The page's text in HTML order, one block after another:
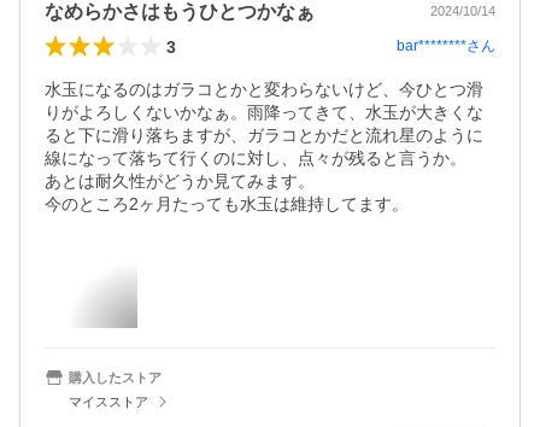
なめらかさはもうひとつかなぁ 2024/10/14
3 bar********さん
水玉になるのはガラコとかと変わらないけど、今ひとつ滑
りがよろしくないかなぁ。雨降ってきて、水玉が大きくな
ると下に滑り落ちますが、ガラコとかだと流れ星のように
線になって落ちて行くのに対し、点々が残ると言うか。
あとは耐久性がどうか見てみます。
今のところ2ヶ月たっても水玉は維持してます。
購入したストア
マイスストア